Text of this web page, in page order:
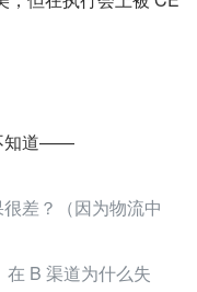
知道——
差？（因为物流中
B 渠道为什么失